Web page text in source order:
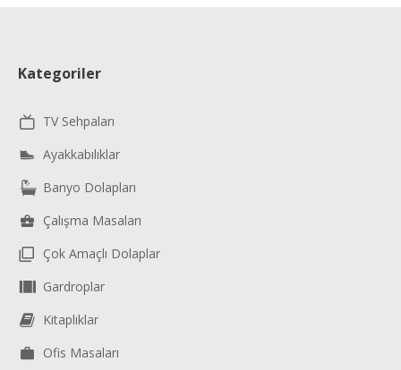
Kategoriler
TV Sehpaları
Ayakkabılıklar
Banyo Dolapları
Çalışma Masaları
Çok Amaçlı Dolaplar
Gardroplar
Kitaplıklar
Ofis Masaları